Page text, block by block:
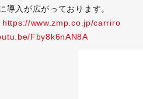
導入が広がっております。
https://www.zmp.co.jp/carriro
Fby8k6nAN8A